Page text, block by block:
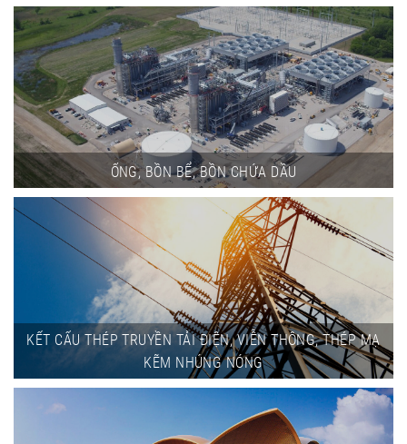
ỐNG, BỒN BỂ, BỒN CHỨA DẦU
KẾT CẤU THÉP TRUYỀN TẢI ĐIỆN, VIỄN THÔNG, THÉP MẠ
KẼM NHÚNG NÓNG